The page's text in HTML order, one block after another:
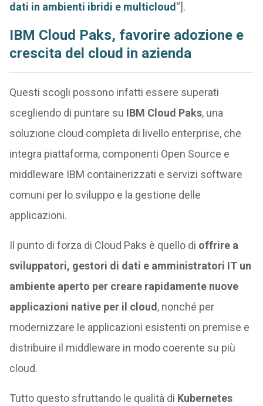
dati in ambienti ibridi e multicloud “].
IBM Cloud Paks, favorire adozione e
crescita del cloud in azienda
Questi scogli possono infatti essere superati
scegliendo di puntare su IBM Cloud Paks, una
soluzione cloud completa di livello enterprise, che
integra piattaforma, componenti Open Source e
middleware IBM containerizzati e servizi software
comuni per lo sviluppo e la gestione delle
applicazioni.
Il punto di forza di Cloud Paks è quello di offrire a
sviluppatori, gestori di dati e amministratori IT un
ambiente aperto per creare rapidamente nuove
applicazioni native per il cloud , nonché per
modernizzare le applicazioni esistenti on premise e
distribuire il middleware in modo coerente su più
cloud.
Tutto questo sfruttando le qualità di Kubernetes